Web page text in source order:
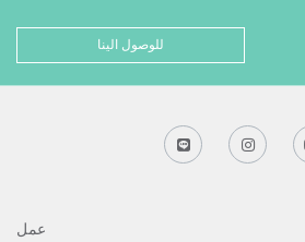
للوصول الينا
عمل